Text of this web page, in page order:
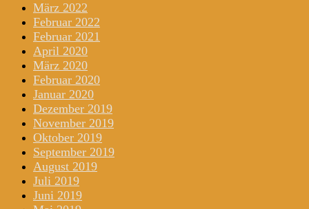
März 2022
Februar 2022
Februar 2021
April 2020
März 2020
Februar 2020
Januar 2020
Dezember 2019
November 2019
Oktober 2019
September 2019
August 2019
Juli 2019
Juni 2019